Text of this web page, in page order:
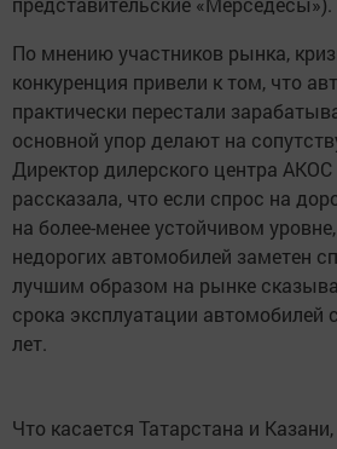
По мнению участников рынка,
конкуренция привели к том, что
практически перестали
основной упор делают на
Директор дилерского центра
рассказала, что если спрос на
на более-менее устойчивом
недорогих автомобилей заметен
лучшим образом на рынке
срока эксплуатации автомобилей
лет.
Что касается Татарстана и